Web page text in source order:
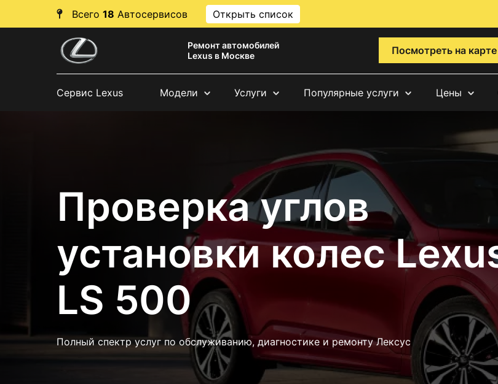
Всего 18 Автосервисов Открыть список
Ремонт автомобилей
Lexus в Москве
Посмотреть на карте
Сервис Lexus Модели Услуги Популярные услуги Цены
Проверка углов
установки колес
LS 500
Полный спектр услуг по обслуживанию, диагностике и ремонту Лексус